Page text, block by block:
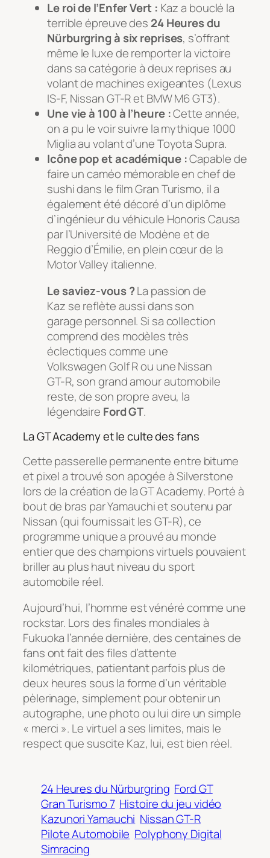
Le roi de l’Enfer Vert : Kaz a bouclé la
terrible épreuve des 24 Heures du
Nürburgring à six reprises, s’offrant
même le luxe de remporter la victoire
dans sa catégorie à deux reprises au
volant de machines exigeantes (Lexus
IS-F, Nissan GT-R et BMW M6 GT3).
Une vie à 100 à l’heure :Cette année,
on a pu le voir suivre la mythique 1000
Migliaau volant d’une Toyota Supra.
Icône pop et académique :Capable de
faire un caméo mémorable en chef de
sushi dans le filmGran Turismo, il a
également été décoré d’un diplôme
d’ingénieur du véhicule Honoris Causa
par l’Université de Modène et de
Reggio d’Émilie, en plein cœur de la
Motor Valley italienne.
Le saviez-vous ?La passion de
Kaz se reflète aussi dans son
garage personnel. Si sa collection
comprend des modèles très
éclectiques comme une
Volkswagen Golf R ou une Nissan
GT-R, son grand amour automobile
reste, de son propre aveu, la
légendaire Ford GT.
La GT Academy et le culte des fans
Cette passerelle permanente entre bitume
et pixel a trouvé son apogée à Silverstone
lors de la création de laGT Academy. Porté à
bout de bras par Yamauchi et soutenu par
Nissan (qui fournissait les GT-R), ce
programme unique a prouvé au monde
entier que des champions virtuels pouvaient
briller au plus haut niveau du sport
automobile réel.
Aujourd’hui, l’homme est vénéré comme une
rockstar. Lors des finales mondiales à
Fukuoka l’année dernière, des centaines de
fans ont fait des files d’attente
kilométriques, patientant parfois plus de
deux heures sous la forme d’un véritable
pèlerinage, simplement pour obtenir un
autographe, une photo ou lui dire un simple
« merci ». Le virtuel a ses limites, mais le
respect que suscite Kaz, lui, est bien réel.
24 Heures du Nürburgring Ford GT
Gran Turismo 7 Histoire du jeu vidéo
Kazunori Yamauchi Nissan GT-R
Pilote Automobile Polyphony Digital
Simracing